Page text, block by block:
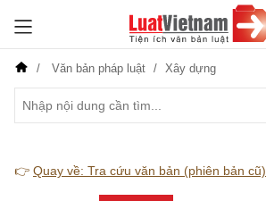
Văn bản pháp luật Xây dựng
👉 Quay về: Tra cứu văn bản (phiên bản cũ)